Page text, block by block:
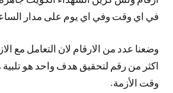
في اي وقت وفي اي يوم على مدار
وضعنا عدد من الارقام لان التعامل مع
اكثر من رقم لتحقيق هدف واحد هو
وقت الأزمة.